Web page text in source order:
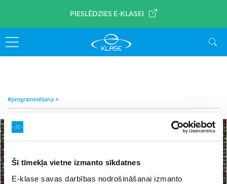
Šī tīmekļa vietne izmanto sīkdatnes
E-klase savas darbības nodrošināšanai izmanto
PIESLĒDZIES E-KLASEI
#programmēšana ×